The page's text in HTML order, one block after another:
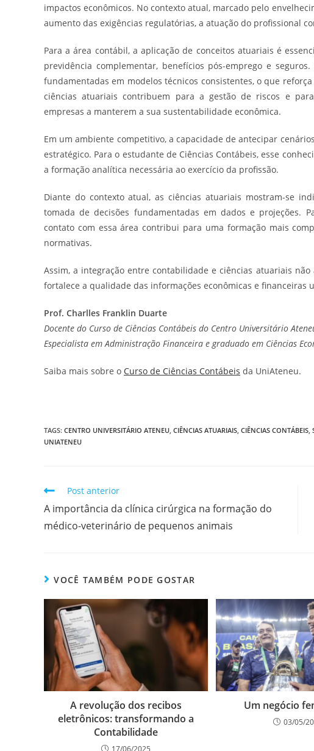
impactos econômicos. No contexto atual, marcado pelo
aumento das exigências regulatórias, a atuação do profissional
Para a área contábil, a aplicação de conceitos atuariais é
previdência complementar, benefícios pós-emprego e
fundamentadas em modelos técnicos consistentes, o que
ciências atuariais contribuem para a gestão de riscos e
empresas a manterem a sua sustentabilidade econômica.
Em um ambiente competitivo, a capacidade de antecipar
estratégico. Para o estudante de Ciências Contábeis, esse
a formação analítica necessária ao exercício da profissão.
Diante do contexto atual, as ciências atuariais mostram-se
tomada de decisões fundamentadas em dados e projeções.
contato com essa área contribui para uma formação mais
normativas.
Assim, a integração entre contabilidade e ciências atuariais
fortalece a qualidade das informações econômicas e financeiras
Prof. Charlles Franklin Duarte
Docente do Curso de Ciências Contábeis do Centro Universitário
Especialista em Administração Financeira e graduado em Ciências
Saiba mais sobre o Curso de Ciências Contábeis da UniAteneu.
TAGS: CENTRO UNIVERSITÁRIO ATENEU CIÊNCIAS ATUARIAIS CIÊNCIAS CONTÁBEIS
UNIATENEU
Post anterior
A importância da clínica cirúrgica na formação do
médico-veterinário de pequenos animais
VOCÊ TAMBÉM PODE GOSTAR
A revolução dos recibos
eletrônicos: transformando a
Contabilidade
Um negócio
03/05/